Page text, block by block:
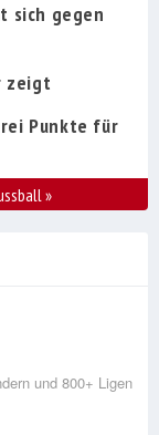
sich gegen
zeigt
Punkte für
»
und 800+ Ligen